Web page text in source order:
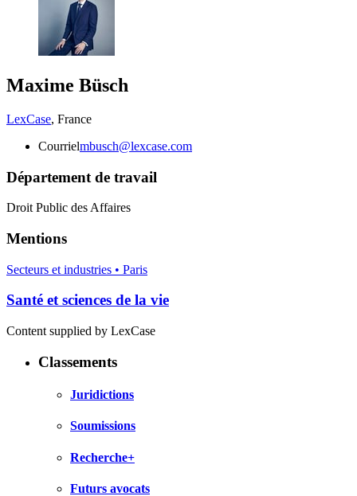
Maxime Büsch
LexCase, France
Courrielmbusch@lexcase.com
Département de travail
Droit Public des Affaires
Mentions
Secteurs et industries • Paris
Santé et sciences de la vie
Content supplied by LexCase
Classements
Juridictions
Soumissions
Recherche+
Futurs avocats